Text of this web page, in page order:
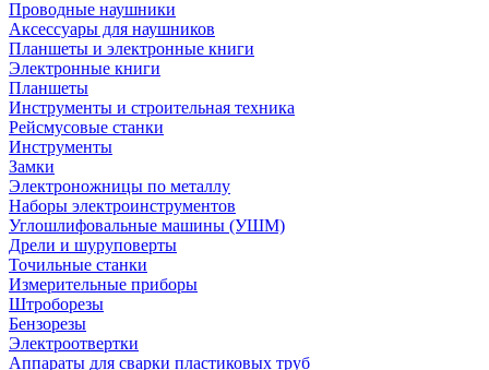
Проводные наушники
Аксессуары для наушников
Планшеты и электронные книги
Электронные книги
Планшеты
Инструменты и строительная техника
Рейсмусовые станки
Инструменты
Замки
Электроножницы по металлу
Наборы электроинструментов
Углошлифовальные машины (УШМ)
Дрели и шуруповерты
Точильные станки
Измерительные приборы
Штроборезы
Бензорезы
Электроотвертки
Аппараты для сварки пластиковых труб